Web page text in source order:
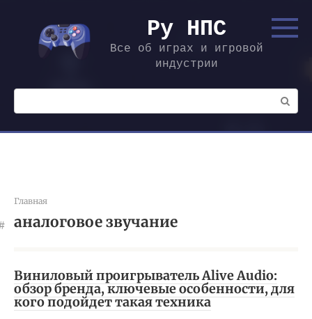
контенту
Ру НПС
Все об играх и игровой
индустрии
Поиск:
Главная
аналоговое звучание
Виниловый проигрыватель Alive Audio:
обзор бренда, ключевые особенности, для
кого подойдет такая техника